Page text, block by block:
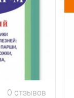
0 отзывов